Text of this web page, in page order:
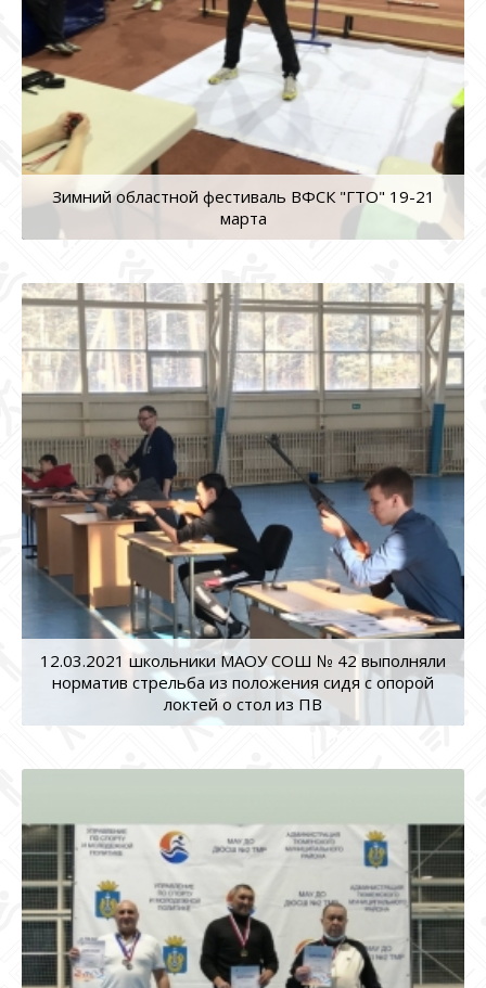
Зимний областной фестиваль ВФСК "ГТО" 19-21
марта
12.03.2021 школьники МАОУ СОШ № 42 выполняли
норматив стрельба из положения сидя с опорой
локтей о стол из ПВ